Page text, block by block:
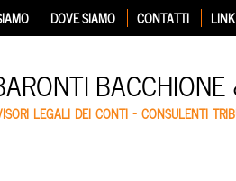
DOVE SIAMO CONTATTI LINK
LEGALI DEI CONTI – CONSULENTI